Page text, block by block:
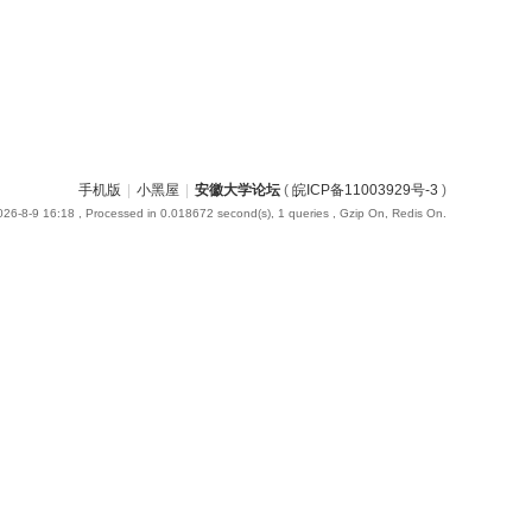
手机版 小黑屋 安徽大学论坛 ( 皖ICP备11003929号-3 )
8-9 16:18 , Processed in 0.018672 second(s), 1 queries , Gzip On, Redis On.